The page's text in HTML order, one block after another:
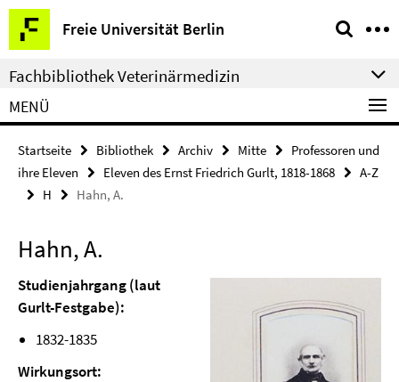
Springe
direkt
zu
Inhalt
Freie Universität Berlin
Service-
Navigation
Fachbibliothek Veterinärmedizin
MENÜ
Startseite Bibliothek Archiv Mitte
Professoren und
ihre Eleven
Eleven des Ernst Friedrich Gurlt, 1818-1868
A-Z
H
Hahn, A.
Hahn, A.
Studienjahrgang (laut
Gurlt-Festgabe):
1832-1835
Wirkungsort: